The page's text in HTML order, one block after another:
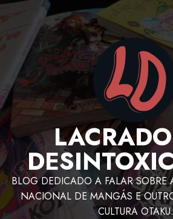
BLOG DEDICADO A FALAR SOBRE
NACIONAL DE MANGÁS E
CULTURA OTAKU.